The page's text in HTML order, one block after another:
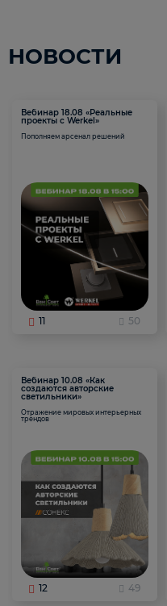
НОВОСТИ
Вебинар 18.08 «Реальные
проекты с Werkel»
Пополняем арсенал решений
11 50
Вебинар 10.08 «Как
создаются авторские
светильники»
Отражение мировых интерьерных
трендов
12 49